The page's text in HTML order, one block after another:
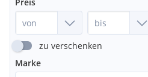
zu verschenken
Marke